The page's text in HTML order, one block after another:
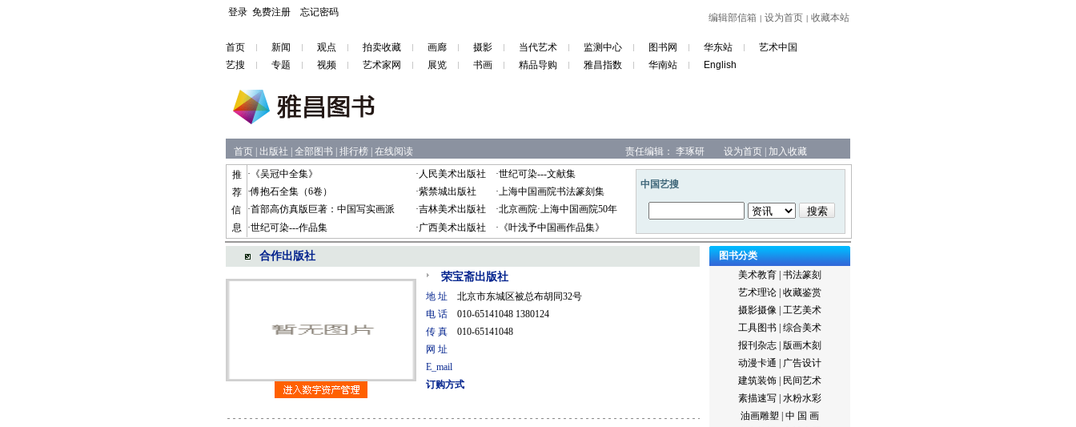
登录 免费注册 忘记密码 编辑部信箱 设为首页 收藏本站
首页 新闻 观点 拍卖收藏 画廊 摄影 当代艺术 监测中心 图书网 华东站
艺术中国
艺搜
专题 视频 艺术家网 展览 书画 精品导购 雅昌指数 华南站 English
首页 出版社 全部图书 排行榜 在线阅读 责任编辑： 李琢研 设为首页 加入收藏
推
荐
信
息
· 《吴冠中全集》 · 人民美术出版社 ·世纪可染---文献集
·傅抱石全集（6卷） ·紫禁城出版社 ·上海中国画院书法篆刻集
·首部高仿真版巨著：中国写实画派 ·吉林美术出版社 ·北京画院·上海中国画院50年
·世纪可染---作品集 ·广西美术出版社 · 《叶浅予中国画作品集》
合作出版社
荣宝斋出版社
地 址 北京市东城区被总布胡同32号
电 话 010-65141048 1380124
传 真 010-65141048
网 址
E_mail
订购方式
图书分类
美术教育 书法篆刻
艺术理论 收藏鉴赏
摄影摄像 工艺美术
工具图书 综合美术
报刊杂志 版画木刻
动漫卡通
广告设计
建筑装饰
民间艺术
素描速写 水粉水彩
油画雕塑
中 国 画